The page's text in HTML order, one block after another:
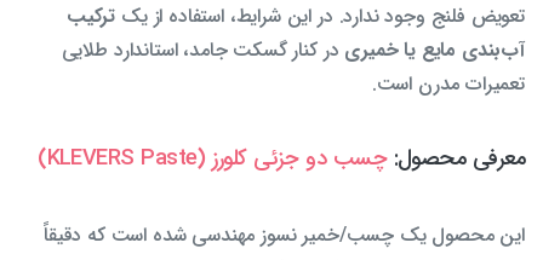
تعویض فلنج وجود ندارد. در این شرایط، استفاده از یک ترکیب
آب‌بندی مایع یا خمیری در کنار گسکت جامد، استاندارد طلایی
تعمیرات مدرن است.
معرفی محصول: چسب دو جزئی کلورز (KLEVERS Paste)
این محصول یک چسب/خمیر نسوز مهندسی شده است که دقیقاً